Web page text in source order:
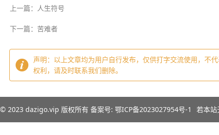
上一篇：人生符号
下一篇：苦难者
声明：以上文章均为用户自行发布，仅供打字交流使用，不
权利，请及时联系我们删除。
© 2023 dazigo.vip 版权所有 备案号: 鄂ICP备2023027954号-1 若本